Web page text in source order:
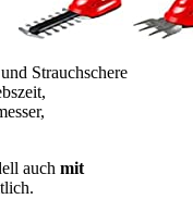
Strauchschere
auch mit